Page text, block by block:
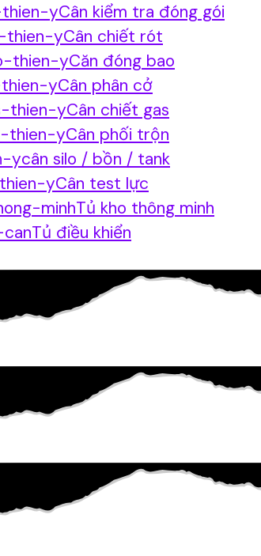
Cân kiểm tra đóng gói
Cân chiết rót
Căn đóng bao
Cân phân cở
Cân chiết gas
Cân phối trộn
cân silo / bồn / tank
Cân test lực
Tủ kho thông minh
Tủ điều khiển